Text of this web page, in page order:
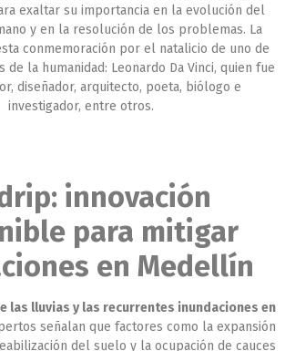
exaltar su importancia en la evolución del
y en la resolución de los problemas. La
conmemoración por el natalicio de uno de
de la humanidad: Leonardo Da Vinci, quien fue
diseñador, arquitecto, poeta, biólogo e
investigador, entre otros.
innovación
para mitigar
en Medellín
las lluvias y las recurrentes inundaciones en
señalan que factores como la expansión
del suelo y la ocupación de cauces